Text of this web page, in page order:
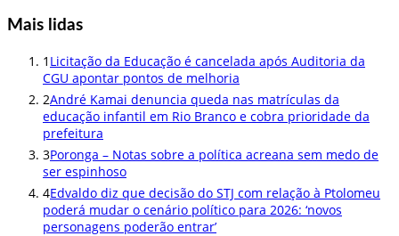
Mais lidas
1 Licitação da Educação é cancelada após Auditoria da
CGU apontar pontos de melhoria
2André Kamai denuncia queda nas matrículas da
educação infantil em Rio Branco e cobra prioridade da
prefeitura
3Poronga – Notas sobre a política acreana sem medo de
ser espinhoso
4Edvaldo diz que decisão do STJ com relação à Ptolomeu
poderá mudar o cenário político para 2026: ‘novos
personagens poderão entrar’